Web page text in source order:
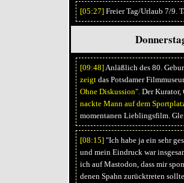
[05:27]Freier Tag/Urlaub 7/9.
[09:48]Anläßlich des 80.
zeigtdas Potsdamer
Ohne Diskussion". Der Kurator,
nackte Mann auf dem
momentanen Lieblingsfilm.
[08:15]"Ich habe ja ein sehr
und mein Eindruck war
ich auf Mastodon, dass mir
denen Spahn zurücktreten